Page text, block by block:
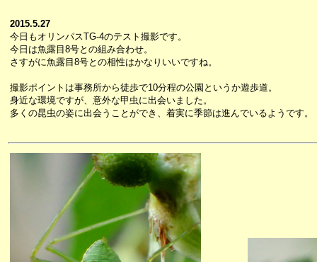
2015.5.27
今日もオリンパスTG-4のテスト撮影です。
今日は魚露目8号との組み合わせ。
さすがに魚露目8号との相性はかなりいいですね。
撮影ポイントは事務所から徒歩で10分程の公園というか遊歩道。
身近な環境ですが、意外な甲虫に出会いました。
多くの昆虫の姿に出会うことができ、着実に季節は進んでいるようです。